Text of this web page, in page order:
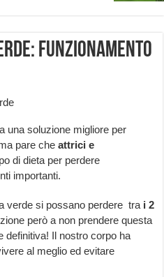
funzionamento
una soluzione migliore per
pare cheattrici e
di dieta per perdere
importanti.
verde si possano perdere tra i 2
però a non prendere questa
definitiva! Il nostro corpo ha
al meglio ed evitare